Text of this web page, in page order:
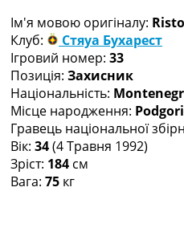
Ще Турніри >>>
Таблиці
Чемпіонат Світу.
Таблиця УПЛ
Перша Ліга
Таблиця АПЛ
Таблиця Ла Ліги
Таблиця Ліги
Всі таблиці >>>
Рейтинги
Ім'я мовою оригіналу:
Клуб:
Стяуа Бухарест
Ігровий номер: 33
Позиція: Захисник
Національність:
Місце народження:
Гравець національної
Вік: 34(4 Травня 1992)
Зріст: 184 см
Вага: 75 кг